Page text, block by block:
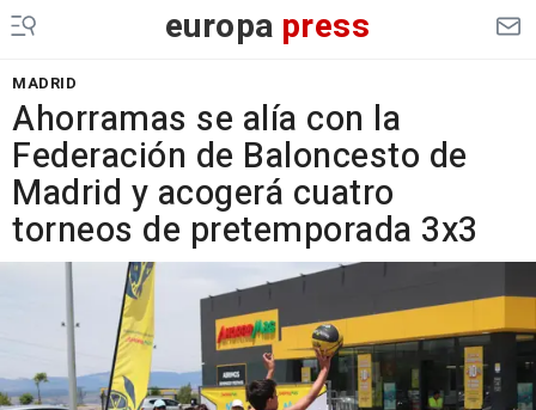
europa press
MADRID
Ahorramas se alía con la
Federación de Baloncesto de
Madrid y acogerá cuatro
torneos de pretemporada 3x3